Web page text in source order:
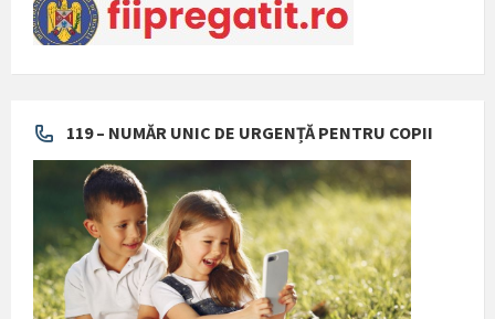
119 – NUMĂR UNIC DE URGENȚĂ PENTRU COPII